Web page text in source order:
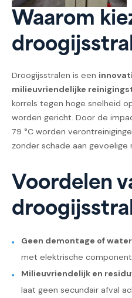
Waarom
Droogijsstralen is een
milieuvriendelijke
korrels tegen hoge snelheid
worden gericht. Door de
79 °C worden
zonder schade aan gevoelige
Voordelen
Geen demontage of
met elektrische
Milieuvriendelijk en
laat geen secundair afval